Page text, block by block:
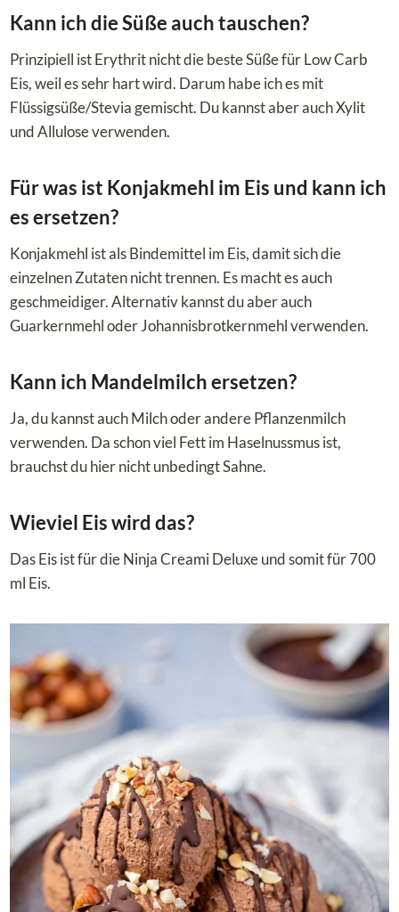
Kann ich die Süße auch tauschen?
Prinzipiell ist Erythrit nicht die beste Süße für Low Carb
Eis, weil es sehr hart wird. Darum habe ich es mit
Flüssigsüße/Stevia gemischt. Du kannst aber auch Xylit
und Allulose verwenden.
Für was ist Konjakmehl im Eis und kann ich
es ersetzen?
Konjakmehl ist als Bindemittel im Eis, damit sich die
einzelnen Zutaten nicht trennen. Es macht es auch
geschmeidiger. Alternativ kannst du aber auch
Guarkernmehl oder Johannisbrotkernmehl verwenden.
Kann ich Mandelmilch ersetzen?
Ja, du kannst auch Milch oder andere Pflanzenmilch
verwenden. Da schon viel Fett im Haselnussmus ist,
brauchst du hier nicht unbedingt Sahne.
Wieviel Eis wird das?
Das Eis ist für die Ninja Creami Deluxe und somit für 700
ml Eis.